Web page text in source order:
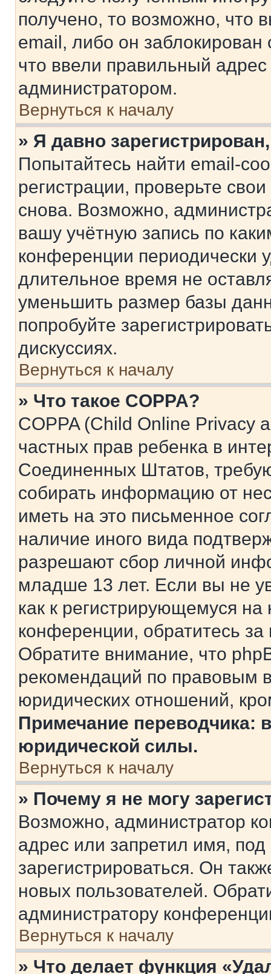
получено, то возможно, что
email, либо он
что ввели правильный адрес
администратором.
Вернуться к началу
» Я давно
Попытайтесь найти email-
регистрации, проверьте
снова. Возможно,
вашу учётную запись по
конференции периодически
длительное время не
уменьшить размер базы
попробуйте
дискуссиях.
Вернуться к началу
» Что такое COPPA?
COPPA (Child Online Privacy
частных прав ребенка в
Соединенных Штатов,
собирать информацию от
иметь на это письменное
наличие иного вида
разрешают сбор личной
младше 13 лет. Если вы не
как к регистрирующемуся
конференции, обратитесь
Обратите внимание, что
рекомендаций по правовым
юридических отношений,
Примечание переводчика:
юридической силы.
Вернуться к началу
» Почему я не могу
Возможно, администратор
адрес или запретил имя,
зарегистрироваться. Он
новых пользователей.
администратору
Вернуться к началу
» Что делает функция